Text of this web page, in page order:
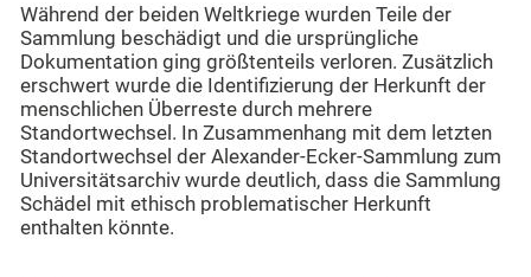
Während der beiden Weltkriege wurden Teile der
Sammlung beschädigt und die ursprüngliche
Dokumentation ging größtenteils verloren. Zusätzlich
erschwert wurde die Identifizierung der Herkunft der
menschlichen Überreste durch mehrere
Standortwechsel. In Zusammenhang mit dem letzten
Standortwechsel der Alexander-Ecker-Sammlung zum
Universitätsarchiv wurde deutlich, dass die Sammlung
Schädel mit ethisch problematischer Herkunft
enthalten könnte.